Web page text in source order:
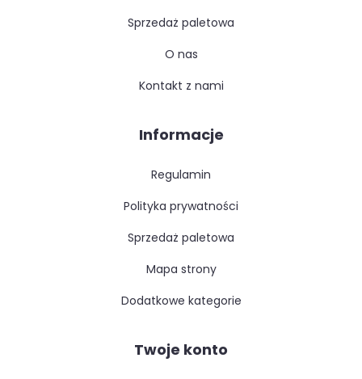
sprzedaż paletowa
o nas
kontakt z nami
Informacje
regulamin
polityka prywatności
sprzedaż paletowa
mapa strony
dodatkowe kategorie
Twoje konto